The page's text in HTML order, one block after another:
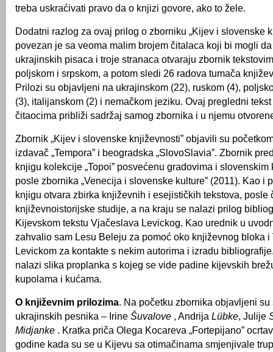
treba uskraćivati pravo da o knjizi govore, ako to žele.
Dodatni razlog za ovaj prilog o zborniku „Kijev i slovenske
povezan je sa veoma malim brojem čitalaca koji bi mogli
ukrajinskih pisaca i troje stranaca otvaraju zbornik
poljskom i srpskom, a potom sledi 26 radova tumača
Prilozi su objavljeni na ukrajinskom (22), ruskom (4),
(3), italijanskom (2) i nemačkom jeziku. Ovaj pregledni
čitaocima približi sadržaj samog zbornika i u njemu
Zbornik „Kijev i slovenske književnosti” objavili su
izdavač „Tempora” i beogradska „SlovoSlavia”. Zbornik
knjigu kolekcije „Topoi” posvećenu gradovima i
posle zbornika „Venecija i slovenske kulture” (2011). Kao i
knjigu otvara zbirka književnih i esejističkih tekstova, posle
književnoistorijske studije, a na kraju se nalazi prilog
Kijevskom tekstu Vjačeslava Levickog. Kao urednik u
zahvalio sam Lesu Beleju za pomoć oko književnog bloka
Levickom za kontakte s nekim autorima i izradu
nalazi slika proplanka s kojeg se vide padine kijevskih
kupolama i kućama.
O književnim prilozima. Na početku zbornika objavljeni su
ukrajinskih pesnika – Irine Šuvalove , Andrija Lübke, Julije
Midjanke . Kratka priča Olega Kocareva „Fortepijano”
godine kada su se u Kijevu sa otimačinama smjenjivale